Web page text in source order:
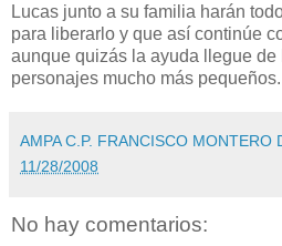
Lucas junto a su familia harán
para liberarlo y que así continúe
aunque quizás la ayuda llegue de
personajes mucho más pequeños.
AMPA C.P. FRANCISCO MONTERO
11/28/2008
No hay comentarios: